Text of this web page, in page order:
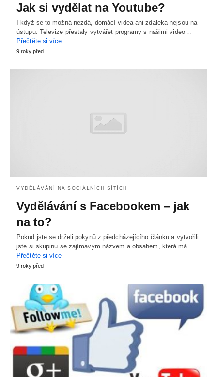
Jak si vydělat na Youtube?
I když se to možná nezdá, domácí videa ani zdaleka nejsou na
ústupu. Televize přestaly vytvářet programy s našimi video…
Přečtěte si více
9 roky před
VYDĚLÁVÁNÍ NA SOCIÁLNÍCH SÍTÍCH
Vydělávání s Facebookem – jak
na to?
Pokud jste se drželi pokynů z předcházejícího článku a vytvořili
jste si skupinu se zajímavým názvem a obsahem, která má…
Přečtěte si více
9 roky před